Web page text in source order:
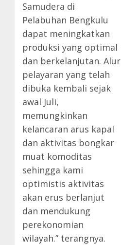
Samudera di
Pelabuhan Bengkulu
dapat meningkatkan
produksi yang optimal
dan berkelanjutan. Alur
pelayaran yang telah
dibuka kembali sejak
awal Juli,
memungkinkan
kelancaran arus kapal
dan aktivitas bongkar
muat komoditas
sehingga kami
optimistis aktivitas
akan erus berlanjut
dan mendukung
perekonomian
wilayah.” terangnya.